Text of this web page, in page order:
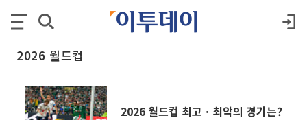
2026 월드컵
2026 월드컵 최고ㆍ최악의 경기는?